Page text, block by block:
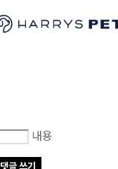
내용
댓글 쓰기